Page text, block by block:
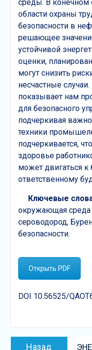
среды. В конечном
области охраны
безопасности в
решающее
устойчивой
оценки,
могут снизить
несчастные
показывает нам
для безопасного
подчеркивая
техники
подчеркивается,
здоровье
может двигаться к
ответственному
Ключевые
окружающая среда
сероводород,
безопасности.
Открыть PDF
DOI 10.56525/
Навигация
Назад